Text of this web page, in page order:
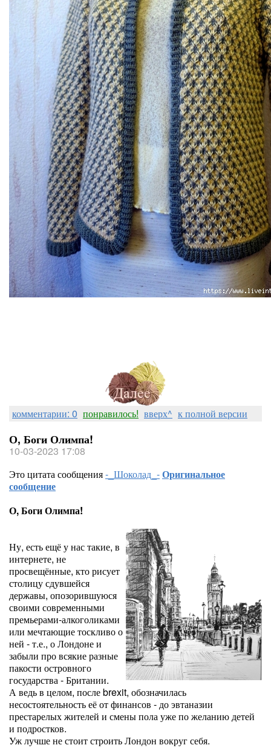
комментарии: 0 понравилось! вверх^ к полной версии
О, Боги Олимпа!
10-03-2023 17:08
Это цитата сообщения-_Шоколад_-Оригинальное
сообщение
О, Боги Олимпа!
Ну, есть ещё у нас такие, в
интернете, не
просвещённые, кто рисует
столицу сдувшейся
державы, опозорившуюся
своими современными
премьерами-алкоголиками
или мечтающие тоскливо о
ней - т.е., о Лондоне и
забыли про всякие разные
пакости островного
государства - Британии.
А ведь в целом, после brexit, обозначилась
несостоятельность её от финансов - до эвтаназии
престарелых жителей и смены пола уже по желанию детей
и подростков.
Уж лучше не стоит строить Лондон вокруг себя.